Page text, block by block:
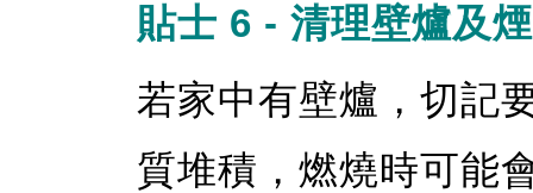
貼士 6 - 清理壁爐及
若家中有壁爐，切記
質堆積，燃燒時可能